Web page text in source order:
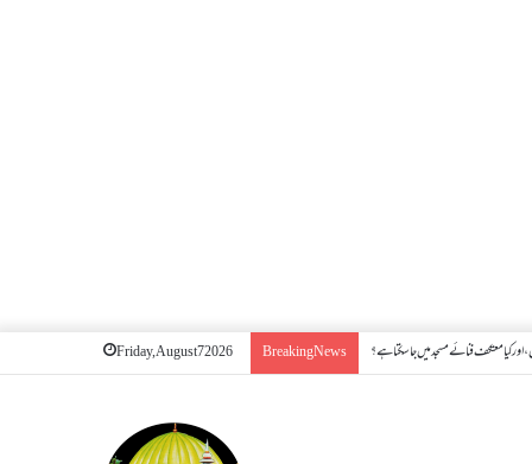
Friday, August 7 2026 Breaking News کیا معتکف فنائے مسجد میں جا سکتا ہے؟